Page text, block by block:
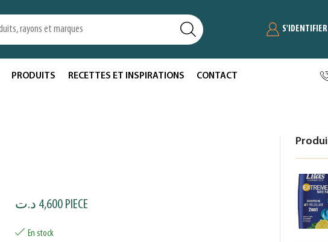
S'IDENTIFIER
PRODUITS RECETTES ET INSPIRATIONS CONTACT
4,600 د.ت PIECE
En stock